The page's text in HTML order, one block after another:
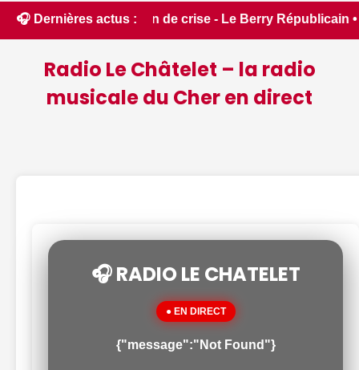
🎧 Dernières actus :
- Le Berry Républicain • 📰 6 idées pour
Radio Le Châtelet – la radio
musicale du Cher en direct
🎧 RADIO LE CHATELET
● EN DIRECT
{"message":"Not Found"}